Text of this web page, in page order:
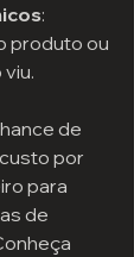
:
produto ou
de
por
para
de